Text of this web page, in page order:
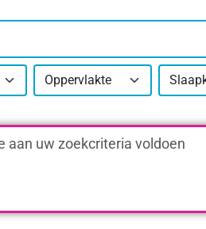
Oppervlakte
aan uw zoekcriteria voldoen